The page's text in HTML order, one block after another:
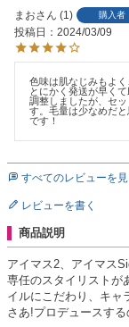
まお 1 購入者
投稿日
2024/03/09
色味は肌なじみもよ
とにかく発送が早く
調整しましたが、セ
す。毛量は少なめだ
です！
すべてのレビューを
レビューを書く
商品説明
アイマス2、アイマス
専任のスタイリストが
イルにこだわり、キャ
さあ!プロデュースす